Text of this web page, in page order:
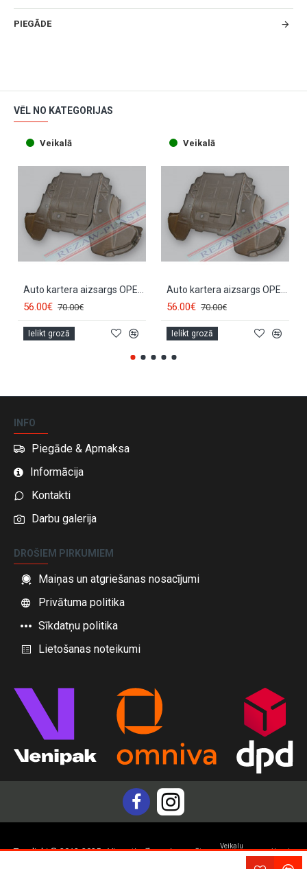
PIEGĀDE
VĒL NO KATEGORIJAS
Veikalā
Auto kartera aizsargs OPEL SIGNUM (2003-2006) Diesel RP150806
56.00€ 70.00€
Ielikt grozā
Veikalā
Auto kartera aizsargs OPEL VECTRA C (2002-2008) Diesel RP150806
56.00€ 70.00€
Ielikt grozā
INFO
Piegāde & Apmaksa
Informācija
Kontakti
Darbu galerija
DROŠIEM PIRKUMIEM
Maiņas un atgriešanas nosacījumi
Privātuma politika
Sīkdatņu politika
Lietošanas noteikumi
Topdiski © 2012-2025 - Visas tiesības aizsargātasVeikalu
Yam.lv